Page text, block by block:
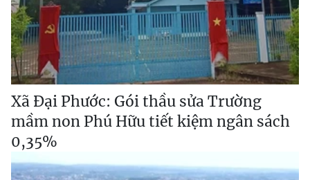
Xã Đại Phước: Gói thầu sửa Trường
mầm non Phú Hữu tiết kiệm ngân sách
0,35%